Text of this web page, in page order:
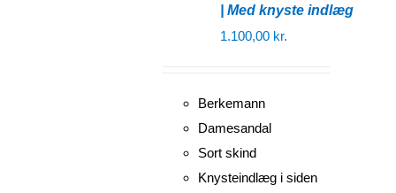
| Med knyste indlæg
1.100,00 kr.
Berkemann
Damesandal
Sort skind
Knysteindlæg i siden